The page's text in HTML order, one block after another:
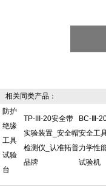
相关同类产品：
防护
绝缘
工具
试验
台
TP-III-20安全带
实验装置_安全帽
检测仪_认准拓普
品牌
BC-Ⅲ-
安全工
力学性
试验机